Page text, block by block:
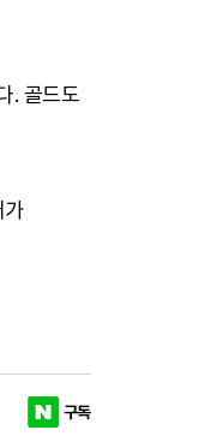
. 골드도
가
구독